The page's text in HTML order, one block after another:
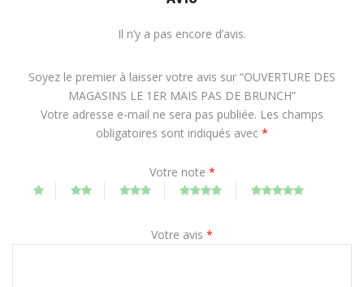
Il n’y a pas encore d’avis.
Soyez le premier à laisser votre avis sur “OUVERTURE DES
MAGASINS LE 1ER MAIS PAS DE BRUNCH”
Votre adresse e-mail ne sera pas publiée. Les champs
obligatoires sont indiqués avec *
Votre note *
Votre avis *